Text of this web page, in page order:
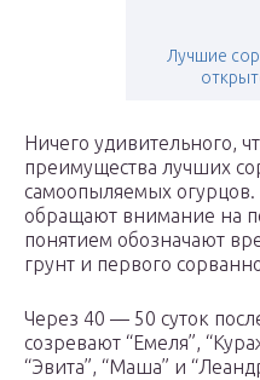
Лучшие
Ничего удивительного,
преимущества лучших
самоопыляемых
обращают внимание на
понятием обозначают
грунт и первого
Через 40 — 50 суток
созревают “Емеля”,
“Эвита”, “Маша” и